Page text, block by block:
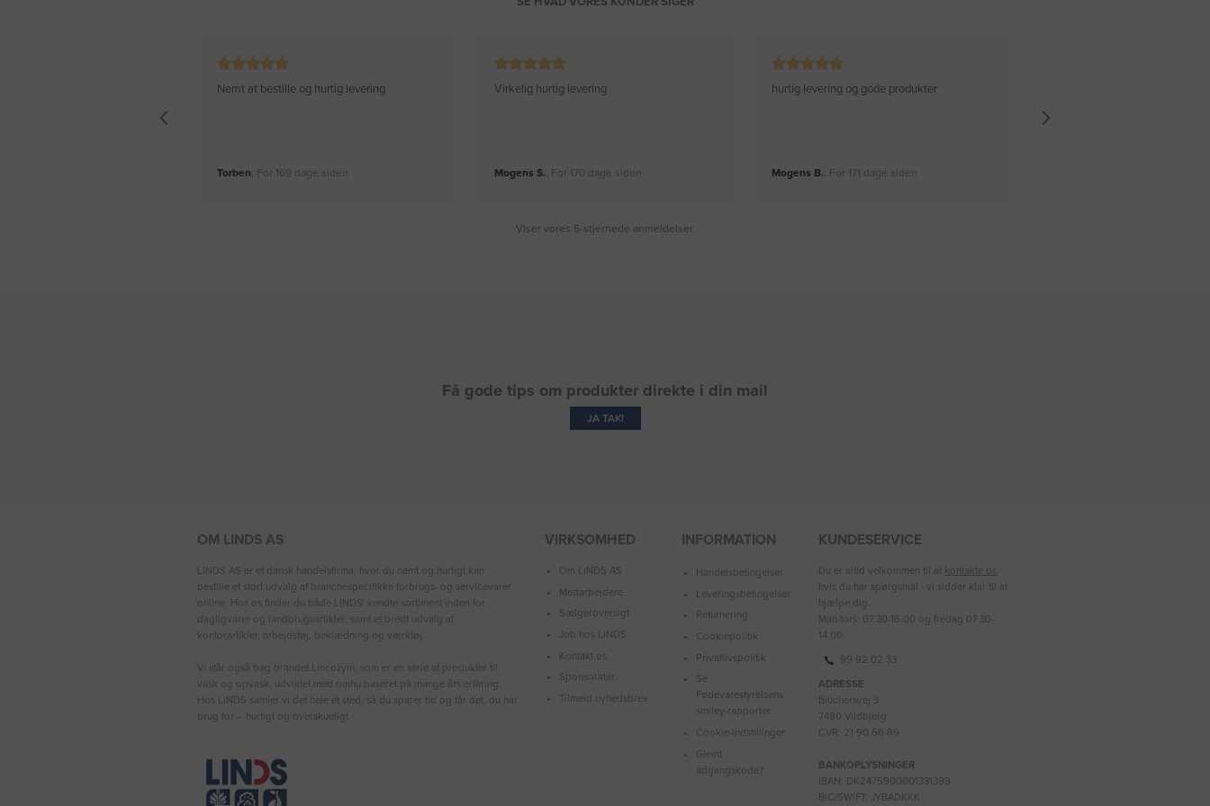
Nemt at bestille og hurtig levering
Torben, For 169 dage siden
Virkelig hurtig levering
Mogens S., For 170 dage siden
hurtig levering og gode produkter
Mogens B., For 171 dage siden
Viser vores 5-stjernede anmeldelser.
Få gode tips om produkter direkte i din mail
JA TAK!
OM LINDS AS
LINDS AS er et dansk handelsfirma, hvor du nemt og hurtigt kan
bestille et stort udvalg af branchespecifikke forbrugs- og servicevarer
online. Hos os finder du både LINDS′ kendte sortiment inden for
dagligvarer og landbrugsartikler, samt et bredt udvalg af
kontorartikler, arbejdstøj, beklædning og værktøj.
Vi står også bag brandet Lincozym, som er en serie af produkter til
vask og opvask, udviklet med omhu baseret på mange års erfaring.
Hos LINDS samler vi det hele ét sted, så du sparer tid og får det, du har
brug for – hurtigt og overskueligt.
VIRKSOMHED
Om LINDS AS
Medarbejdere
Sælgeroversigt
Job hos LINDS
Kontakt os
Sponsorater
Tilmeld nyhedsbrev
INFORMATION
Handelsbetingelser
Leveringsbetingelser
Returnering
Cookiepolitik
Privatlivspolitik
Se
Fødevarestyrelsens
smiley-rapporter
Cookie-indstillinger
Glemt
adgangskode?
KUNDESERVICE
Du er altid velkommen til at kontakte os,
hvis du har spørgsmål - vi sidder klar til at
hjælpe dig.
Man-tors: 07.30-16.00 og fredag 07.30-
14.00.
99 92 02 33
ADRESSE
Blüchersvej 3
7480 Vildbjerg
CVR: 21 90 66 89
BANKOPLYSNINGER
IBAN: DK2475900001331399
BIC/SWIFT: JYBADKKK